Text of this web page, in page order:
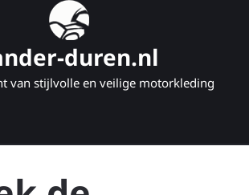
duren.nl
van stijlvolle en veilige motorkleding